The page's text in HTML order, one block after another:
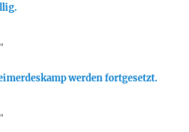
werden fortgesetzt.